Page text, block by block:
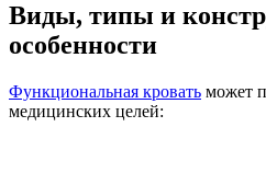
Виды, типы и
особенности
Функциональная кровать может
медицинских целей: